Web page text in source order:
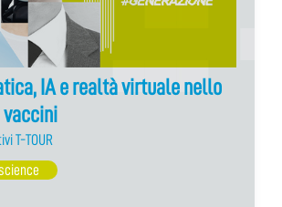
IA e realtà virtuale nello
vaccini
T-TOUR